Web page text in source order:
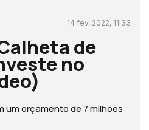
14 fev, 2022, 11:33
de
no
um orçamento de 7 milhões